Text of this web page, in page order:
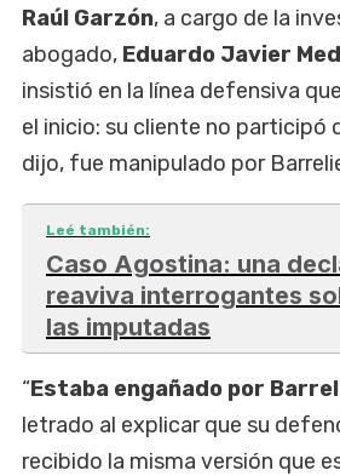
Raúl Garzón, a cargo de la
abogado, Eduardo Javier
insistió en la línea defensiva
el inicio: su cliente no participó
dijo, fue manipulado por
Leé también:
Caso Agostina: una
reaviva interrogantes
las imputadas
“Estaba engañado por
letrado al explicar que su
recibido la misma versión que